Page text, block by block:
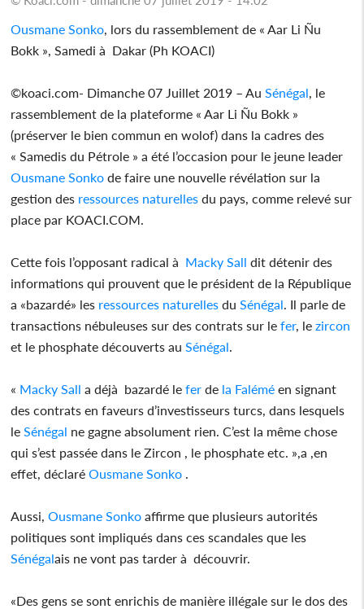
Ousmane Sonko , lors du rassemblement de « Aar Li Ñu
Bokk », Samedi à Dakar (Ph KOACI)
©koaci.com- Dimanche 07 Juillet 2019 – Au Sénégal , le
rassemblement de la plateforme « Aar Li Ñu Bokk »
(préserver le bien commun en wolof) dans la cadres des
« Samedis du Pétrole » a été l’occasion pour le jeune leader
Ousmane Sonko de faire une nouvelle révélation sur la
gestion des ressources naturelles du pays, comme relevé sur
place par KOACI.COM.
Cette fois l’opposant radical à Macky Sall dit détenir des
informations qui prouvent que le président de la République
a «bazardé» les ressources naturelles du Sénégal . Il parle de
transactions nébuleuses sur des contrats sur lefer, lezircon
et le phosphate découverts au Sénégal
« Macky Sall a déjà bazardé lefer de la Falémé en signant
des contrats en faveurs d’investisseurs turcs, dans lesquels
le Sénégal ne gagne absolument rien. C’est la même chose
qui s’est passée dans le Zircon , le phosphate etc. »,a ,en
effet, déclaréOusmane Sonko
Aussi,Ousmane Sonko affirme que plusieurs autorités
politiques sont impliqués dans ces scandales que les
Sénégalais ne vont pas tarder à découvrir.
«Des gens se sont enrichis de manière illégale sur le dos des